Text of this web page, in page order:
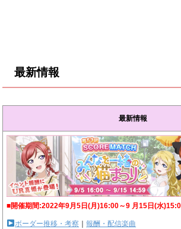
最新情報
最新情報
■開催期間:2022年9月5日(月)16:00～9 月15日(水
ボーダー推移・考察 ｜報酬・配信楽曲